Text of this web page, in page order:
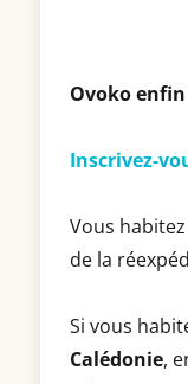
Ovoko
Inscrivez-
Vous
de la
Si vous
Calédonie,